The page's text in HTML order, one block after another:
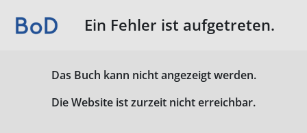
Ein Fehler ist aufgetreten.
Das Buch kann nicht angezeigt werden.
Die Website ist zurzeit nicht erreichbar.